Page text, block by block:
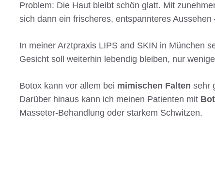
Problem: Die Haut bleibt schön glatt. Mit
sich dann ein frischeres, entspannteres
In meiner Arztpraxis LIPS and SKIN in München
Gesicht soll weiterhin lebendig bleiben, nur
Botox kann vor allem bei mimischen Falten sehr
Darüber hinaus kann ich meinen Patienten mit
Masseter-Behandlung oder starkem Schwitzen.